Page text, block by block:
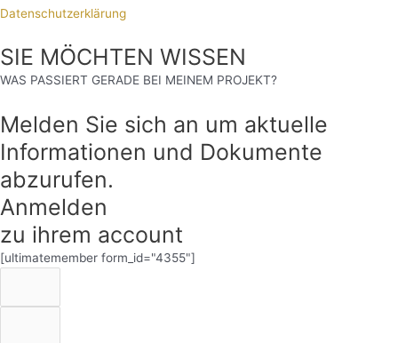
Datenschutzerklärung
SIE MÖCHTEN WISSEN
WAS PASSIERT GERADE BEI MEINEM PROJEKT?
Melden Sie sich an um aktuelle
Informationen und Dokumente
abzurufen.
Anmelden
zu ihrem account
[ultimatemember form_id="4355"]